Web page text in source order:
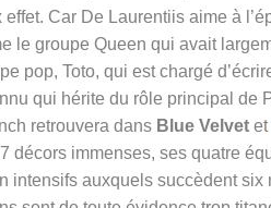
Car De Laurentiis aime à
le groupe Queen qui avait
pop, Toto, qui est chargé
qui hérite du rôle principal de
retrouvera dans Blue Velvet et
décors immenses, ses quatre
intensifs auxquels succèdent six